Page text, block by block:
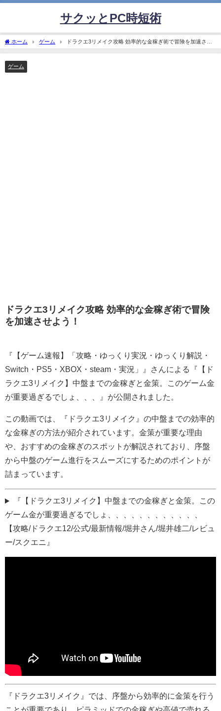
サクッとPC時短術
ホーム ゲーム
ドラクエ3リメイク攻略 効率的な金稼ぎ術で冒険を加速させ
よう！
ゲーム
ドラクエ3リメイク攻略 効率的な金稼ぎ術で冒険
を加速させよう！
『【ゲーム速報】「攻略・ゆっくり実況・ゆっくり解説・
Switch・PS5・XBOX・steam・実況」』さんによる『【ド
ラクエ3リメイク】中盤までの金稼ぎと金策。このゲーム金
が重要過ぎるでしょ、、、』が公開されました。
この動画では、『ドラクエ3リメイク』の中盤までの効率的
な金稼ぎの方法が紹介されています。金策が重要な理由
や、おすすめの金稼ぎのスポットが解説されており、序盤
から中盤のゲーム進行をスムーズにするためのポイントが
詰まっています。
『【ドラクエ3リメイク】中盤までの金稼ぎと金策。この
ゲーム金が重要過ぎるでしょ、、、、、、、、、、、、
【攻略/ドラクエ12/公式/最新情報/堀井さん/堀井雄二/レビュ
ー/スクエニ』
『ドラクエ3リメイク』では、序盤から効率的に金策を行う